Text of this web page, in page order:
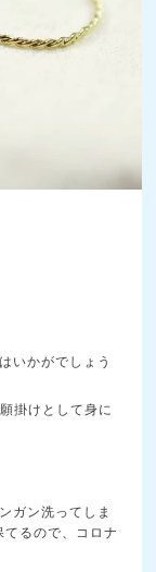
いかがでしょう
掛けとして身に
ガン洗ってしま
るので、コロナ